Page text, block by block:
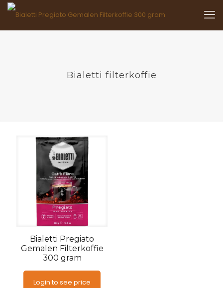
Bialetti filterkoffie
Bialetti Pregiato
Gemalen Filterkoffie
300 gram
Login to see price